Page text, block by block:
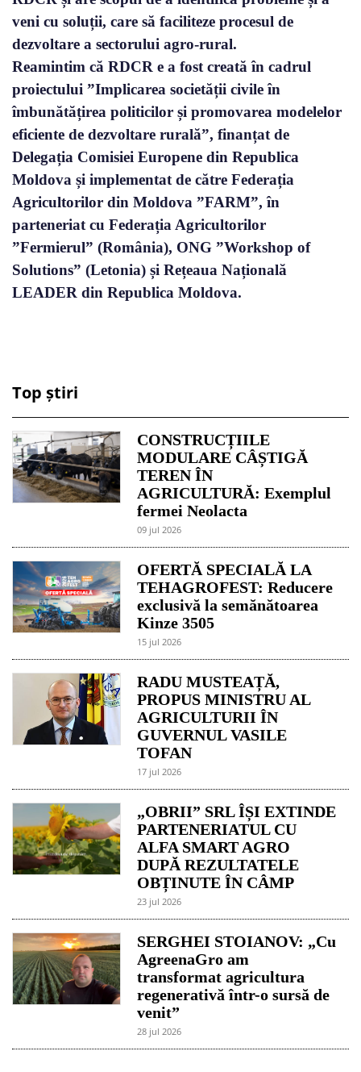
veni cu soluții, care să faciliteze procesul de
dezvoltare a sectorului agro-rural.
Reamintim că RDCR e a fost creată în cadrul
proiectului ”Implicarea societății civile în
îmbunătățirea politicilor și promovarea modelelor
eficiente de dezvoltare rurală”, finanțat de
Delegația Comisiei Europene din Republica
Moldova și implementat de către Federația
Agricultorilor din Moldova ”FARM”, în
parteneriat cu Federația Agricultorilor
”Fermierul” (România), ONG ”Workshop of
Solutions” (Letonia) și Rețeaua Națională
LEADER din Republica Moldova.
Top știri
CONSTRUCȚIILE
MODULARE CÂȘTIGĂ
TEREN ÎN
AGRICULTURĂ: Exemplul
fermei Neolacta
09 jul 2026
OFERTĂ SPECIALĂ LA
TEHAGROFEST: Reducere
exclusivă la semănătoarea
Kinze 3505
15 jul 2026
RADU MUSTEAȚĂ,
PROPUS MINISTRU AL
AGRICULTURII ÎN
GUVERNUL VASILE
TOFAN
17 jul 2026
„OBRII” SRL ÎȘI EXTINDE
PARTENERIATUL CU
ALFA SMART AGRO
DUPĂ REZULTATELE
OBȚINUTE ÎN CÂMP
23 jul 2026
SERGHEI STOIANOV: „Cu
AgreenaGro am
transformat agricultura
regenerativă într-o sursă de
venit”
28 jul 2026